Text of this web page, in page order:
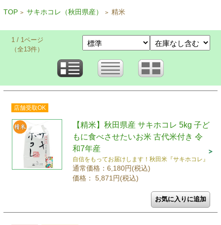
TOP > サキホコレ（秋田県産） > 精米
1 / 1ページ
（全13件）
店舗受取OK
【精米】秋田県産 サキホコレ 5kg 子ど
もに食べさせたいお米 古代米付き 令
和7年産
自信をもってお届けします！秋田米『サキホコレ』
通常価格：6,180円(税込)
価格： 5,871円(税込)